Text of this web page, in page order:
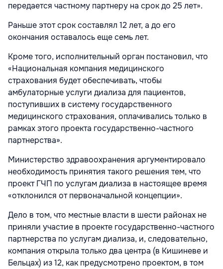
передается частному партнеру на срок до 25 лет».
Раньше этот срок составлял 12 лет, а до его
окончания оставалось еще семь лет.
Кроме того, исполнительный орган постановил, что
«Национальная компания медицинского
страхования будет обеспечивать, чтобы
амбулаторные услуги диализа для пациентов,
поступивших в систему государственного
медицинского страхования, оплачивались только в
рамках этого проекта государственно-частного
партнерства».
Министерство здравоохранения аргументировало
необходимость принятия такого решения тем, что
проект ГЧП по услугам диализа в настоящее время
«отклонился от первоначальной концепции».
Дело в том, что местные власти в шести районах не
приняли участие в проекте государственно-частного
партнерства по услугам диализа, и, следовательно,
компания открыла только два центра (в Кишиневе и
Бельцах) из 12, как предусмотрено проектом, в том